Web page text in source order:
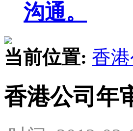
沟通。
当前位置: 香
香港公司年